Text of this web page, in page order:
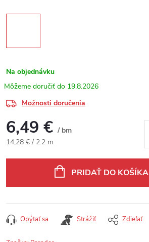
Na objednávku
19.8.2026
Možnosti doručenia
6,49 € / bm
Jednotková cena:
14,28 € / 2.2 m
PRIDAŤ DO KOŠÍKA
Opýtať sa Strážiť Zdieľať